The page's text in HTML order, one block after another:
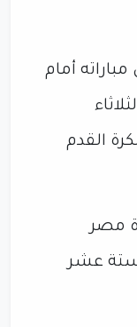
أمام
القدم
مصر
عشر